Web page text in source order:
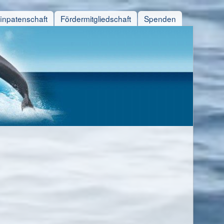
Fördermitgliedschaft Spenden